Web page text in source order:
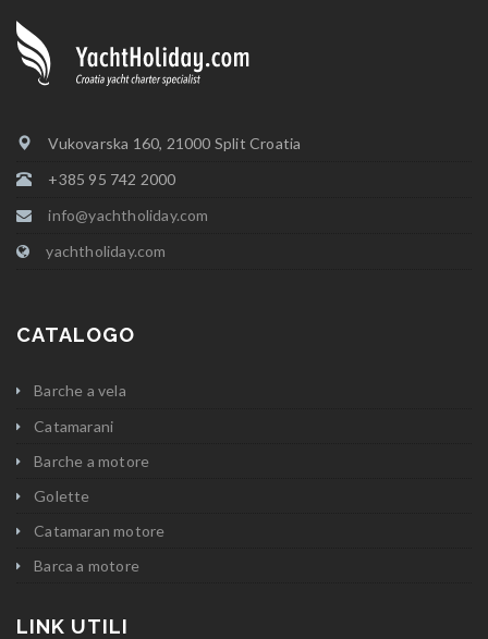
Vukovarska 160, 21000 Split Croatia
+385 95 742 2000
info@yachtholiday.com
yachtholiday.com
CATALOGO
Barche a vela
Catamarani
Barche a motore
Golette
Catamaran motore
Barca a motore
LINK UTILI